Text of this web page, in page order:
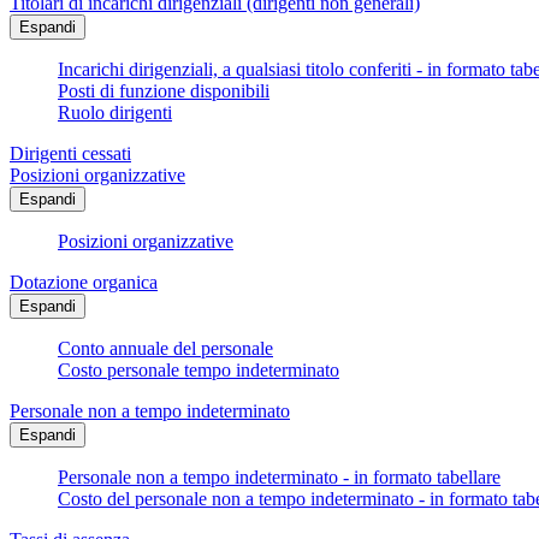
Espandi
Incarichi dirigenziali, a qualsiasi titolo conferiti - in formato
Posti di funzione disponibili
Ruolo dirigenti
Dirigenti cessati
Posizioni organizzative
Espandi
Posizioni organizzative
Dotazione organica
Espandi
Conto annuale del personale
Costo personale tempo indeterminato
Personale non a tempo indeterminato
Espandi
Personale non a tempo indeterminato - in formato tabellare
Costo del personale non a tempo indeterminato - in formato